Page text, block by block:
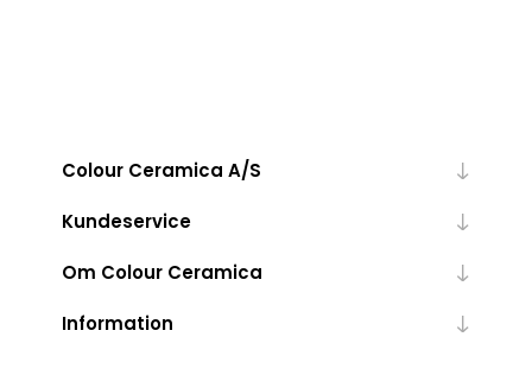
Colour Ceramica A/S
Kundeservice
Om Colour Ceramica
Information